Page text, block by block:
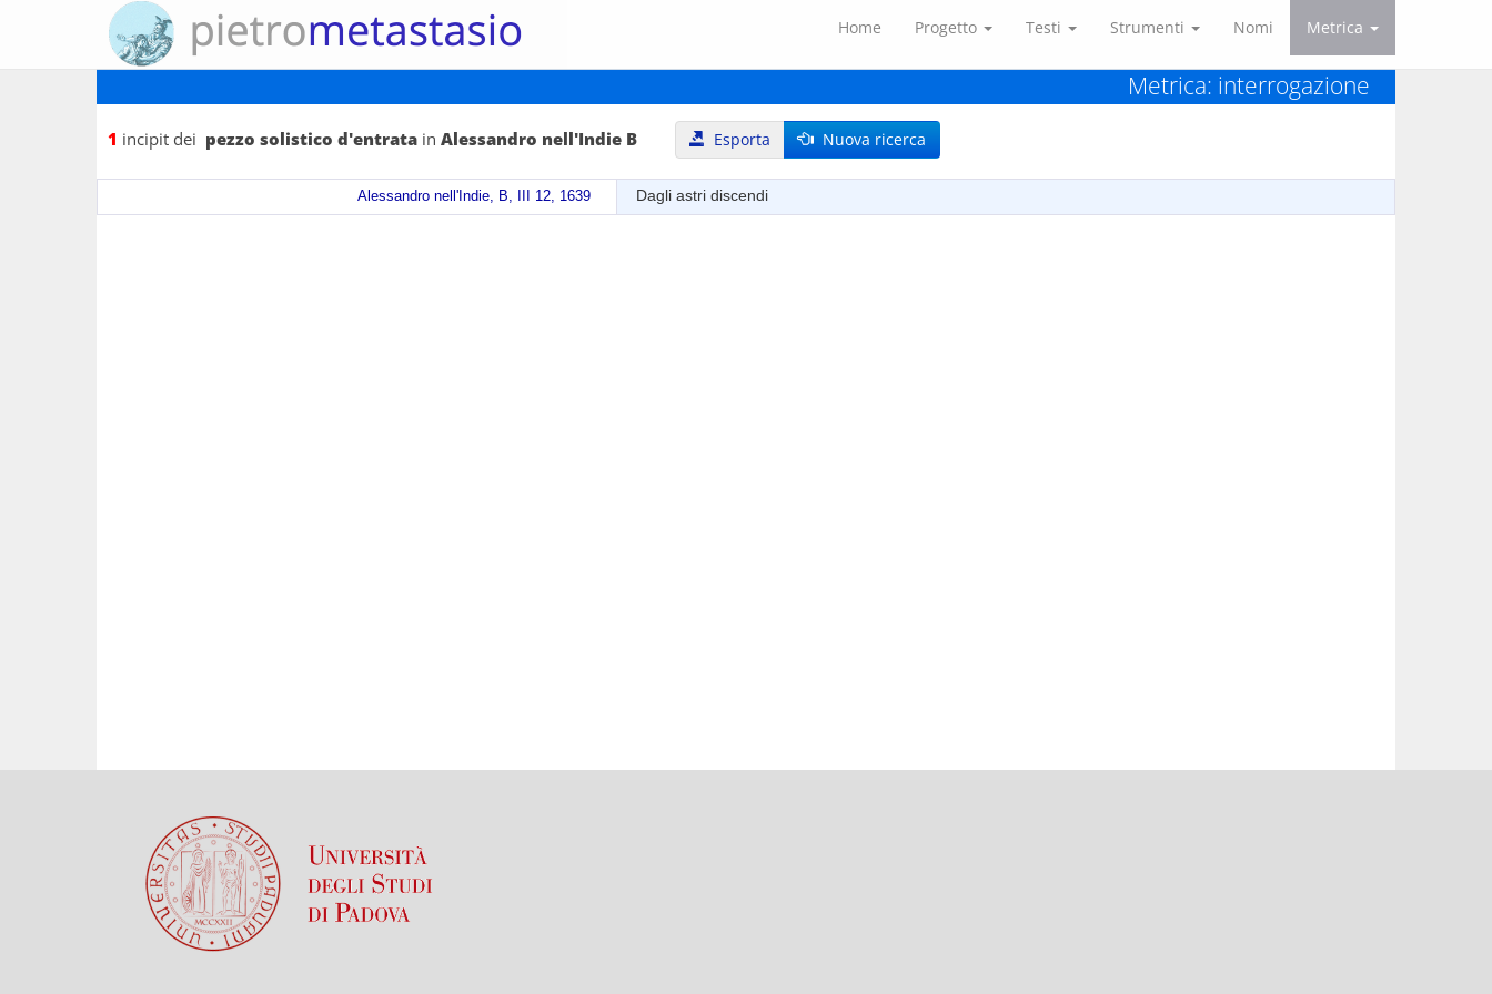
Home Progetto Testi Strumenti Nomi Metrica
Metrica: interrogazione
1 incipit dei pezzo solistico d'entrata in Alessandro nell'Indie B Esporta Nuova ricerca
Alessandro nell'Indie, B, III 12, 1639 Dagli astri discendi